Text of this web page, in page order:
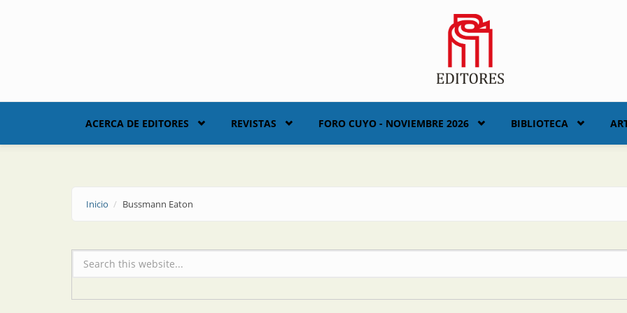
ACERCA DE EDITORES REVISTAS FORO CUYO - NOVIEMBRE 2026 BIBLIOTECA
Inicio Bussmann Eaton
Formulario de búsqueda